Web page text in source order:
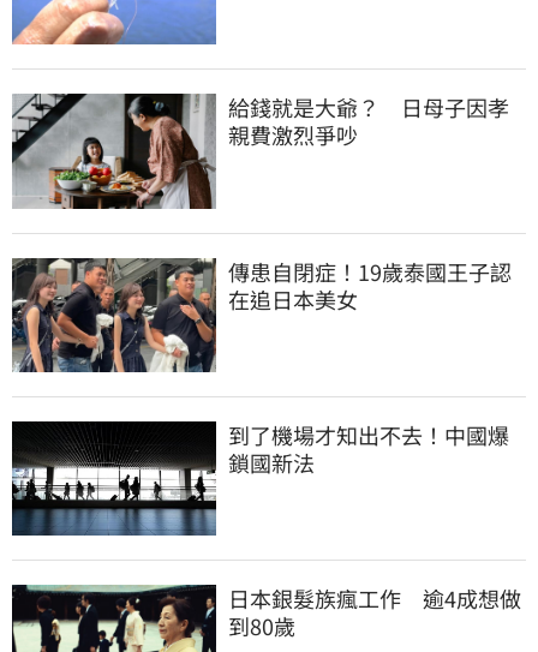
給錢就是大爺？　日母子因孝
親費激烈爭吵
傳患自閉症！19歲泰國王子認
在追日本美女
到了機場才知出不去！中國爆
鎖國新法
日本銀髮族瘋工作　逾4成想做
到80歲